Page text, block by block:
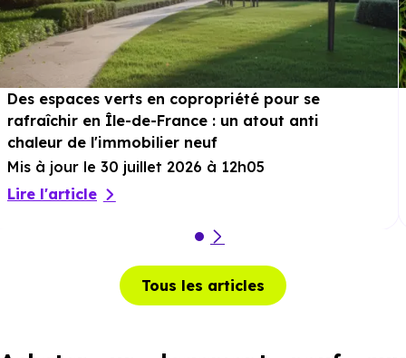
Des espaces verts en copropriété pour se
rafraîchir en Île-de-France : un atout anti
chaleur de l'immobilier neuf
Mis à jour le 30 juillet 2026 à 12h05
Lire l'article
Tous les articles